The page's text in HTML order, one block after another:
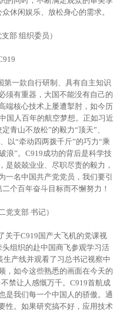
休闲娱乐、放松身心的需求。
部 组织委员）
第一款自行研制、具有自主知识
须有重器，大国不能没有自己的
端核心技术上屡遭掣肘，如今历
国人百年的航空梦想。正如习近
青山不放松”的毅力“顶天”、
以“牵动四两拨千斤”的巧力“乘
浪”。C919成功的背后是科学技
是兢兢业业、尽职尽责的毅力，
一名中国共产党党员，我们要引
个百年奋斗目标而不懈努力！
党支部 书记）
关于C919国产大飞机的党课视
组织的赴中国商飞参观学习活
产线并观看了习总书记视察中
，如今这些熟悉的画面在今天的
禁让人感慨万千。C919首航成
是我们每一个中国人的骄傲。通
性。如果研究搞不好，应用技术